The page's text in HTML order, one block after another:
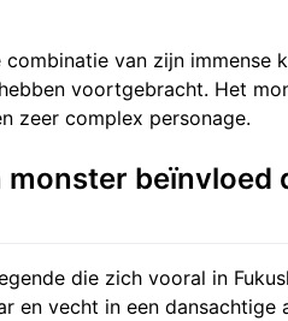
van zijn immense
voortgebracht. Het
zeer complex personage.
monster beïnvloed
die zich vooral in
en vecht in een dansachtige